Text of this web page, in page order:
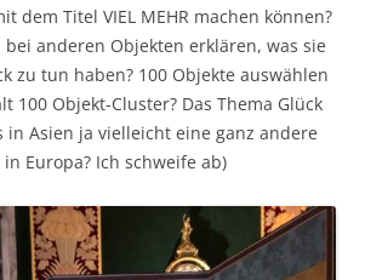
dem Titel VIEL MEHR machen können?
anderen Objekten erklären, was sie
zu tun haben? 100 Objekte auswählen
100 Objekt-Cluster? Das Thema Glück
Asien ja vielleicht eine ganz andere
Europa? Ich schweife ab)